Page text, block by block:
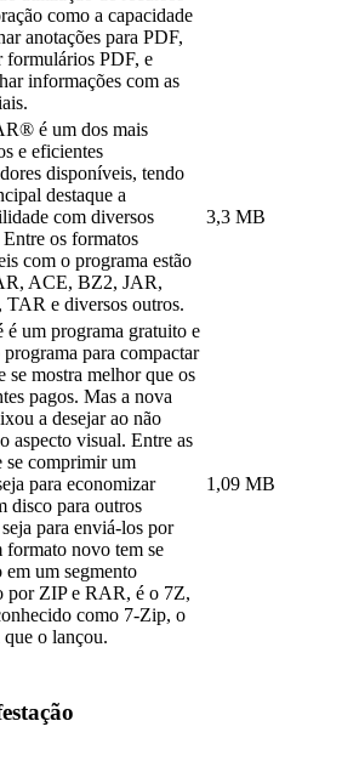
como a capacidade
anotações para PDF,
formulários PDF, e
informações com as
é um dos mais
e eficientes
disponíveis, tendo
destaque a
com diversos
os formatos
com o programa estão
ACE, BZ2, JAR,
e diversos outros.
3,3 MB
é um programa gratuito e
para compactar
se mostra melhor que os
pagos. Mas a nova
a desejar ao não
aspecto visual. Entre as
se comprimir um
para economizar
disco para outros
para enviá-los por
formato novo tem se
em um segmento
por ZIP e RAR, é o 7Z,
como 7-Zip, o
o lançou.
1,09 MB